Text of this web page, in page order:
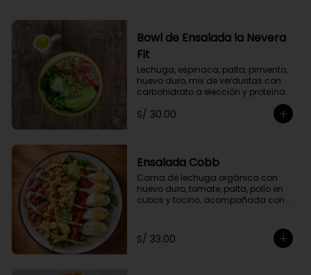
Bowl de Ensalada la Nevera
Fit
Lechuga, espinaca, palta, pimiento,
huevo duro, mix de verduritas con
carbohidrato a elección y proteína
selecionada. Con aliño La Nevera Fit
S/ 30.00
Ensalada Cobb
Cama de lechuga orgánica con
huevo duro, tomate, palta, pollo en
cubos y tocino, acompañada con
S/ 33.00